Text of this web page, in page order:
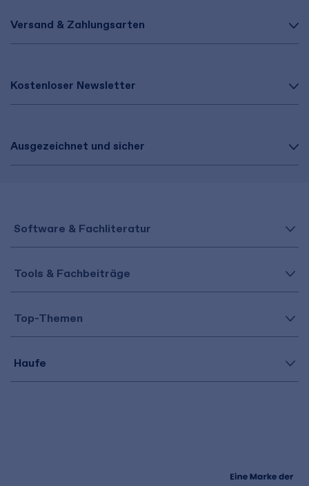
Versand & Zahlungsarten
Kostenloser Newsletter
Ausgezeichnet und sicher
Software & Fachliteratur
Tools & Fachbeiträge
Top-Themen
Haufe